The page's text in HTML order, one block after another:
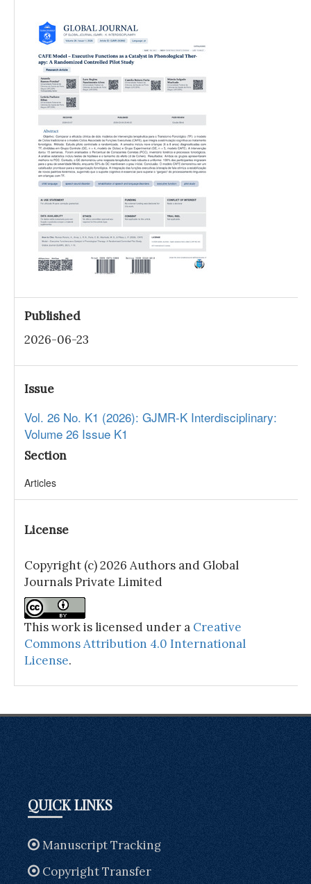
Published
2026-06-23
Issue
Vol. 26 No. K1 (2026): GJMR-K Interdisciplinary:
Volume 26 Issue K1
Section
Articles
License
Copyright (c) 2026 Authors and Global
Journals Private Limited
This work is licensed under a Creative
Commons Attribution 4.0 International
License.
QUICK LINKS
Manuscript Tracking
Copyright Transfer